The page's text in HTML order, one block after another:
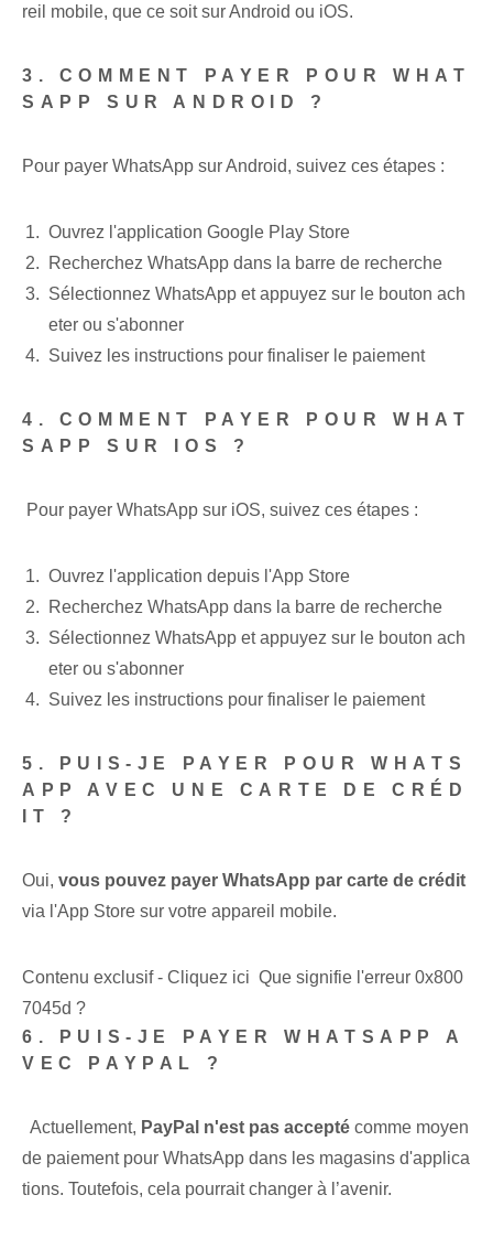
reil mobile, que ce soit sur Android ou iOS.
3. COMMENT PAYER POUR WHAT
SAPP SUR ANDROID ?
Pour payer WhatsApp sur Android, suivez ces étapes :
Ouvrez l'application Google Play Store
Recherchez WhatsApp dans la barre de recherche
Sélectionnez WhatsApp et appuyez sur le bouton ach
eter ou s'abonner
Suivez‌ les instructions⁢ pour finaliser⁣ le paiement
4. COMMENT PAYER POUR WHAT
SAPP SUR IOS ?
⁣ Pour payer WhatsApp sur iOS, suivez ces étapes :
Ouvrez l'application depuis l'⁣App⁤ Store
Recherchez WhatsApp dans la barre de recherche
Sélectionnez‌ WhatsApp et ⁤appuyez sur le bouton ach
eter ou s'abonner
Suivez les instructions pour finaliser le paiement
5. PUIS-JE PAYER POUR WHATS
APP AVEC UNE CARTE DE CRÉD
IT ?
Oui, vous pouvez payer WhatsApp par carte de crédit
via ⁤l'App Store sur votre appareil mobile.
Contenu exclusif - Cliquez ici Que signifie l'erreur 0x800
7045d ?
6. PUIS-JE PAYER WHATSAPP A
VEC PAYPAL ?
⁣ ⁣ Actuellement, ‌PayPal n'est pas accepté comme moyen
de paiement pour WhatsApp dans les magasins d'applica
tions. Toutefois, cela pourrait changer à l’avenir.